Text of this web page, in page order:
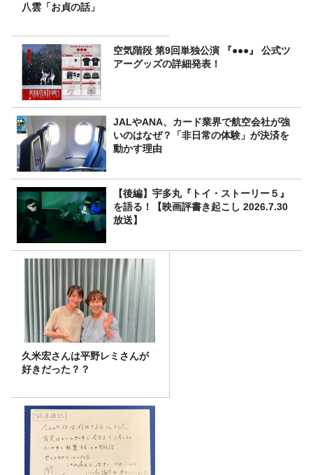
八雲「お貞の話」
空気階段 第9回単独公演 『●●●』 公式ツ
アーグッズの詳細発表！
JALやANA、カード業界で航空会社が強
いのはなぜ？「非日常の体験」が決済を
動かす理由
【後編】宇多丸『トイ・ストーリー５』
を語る！【映画評書き起こし 2026.7.30
放送】
久米宏さんは平野レミさんが
好きだった？？